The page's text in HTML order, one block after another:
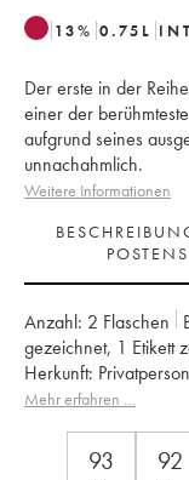
13% 0.75 L
Der erste in der
einer der
aufgrund seines
unnachahmlich.
Weitere Informationen
POSTENS
Anzahl: 2 Flaschen
gezeichnet, 1 Etikett
Herkunft:
privatperson
Appellation:
Mehr erfahren …
93 92